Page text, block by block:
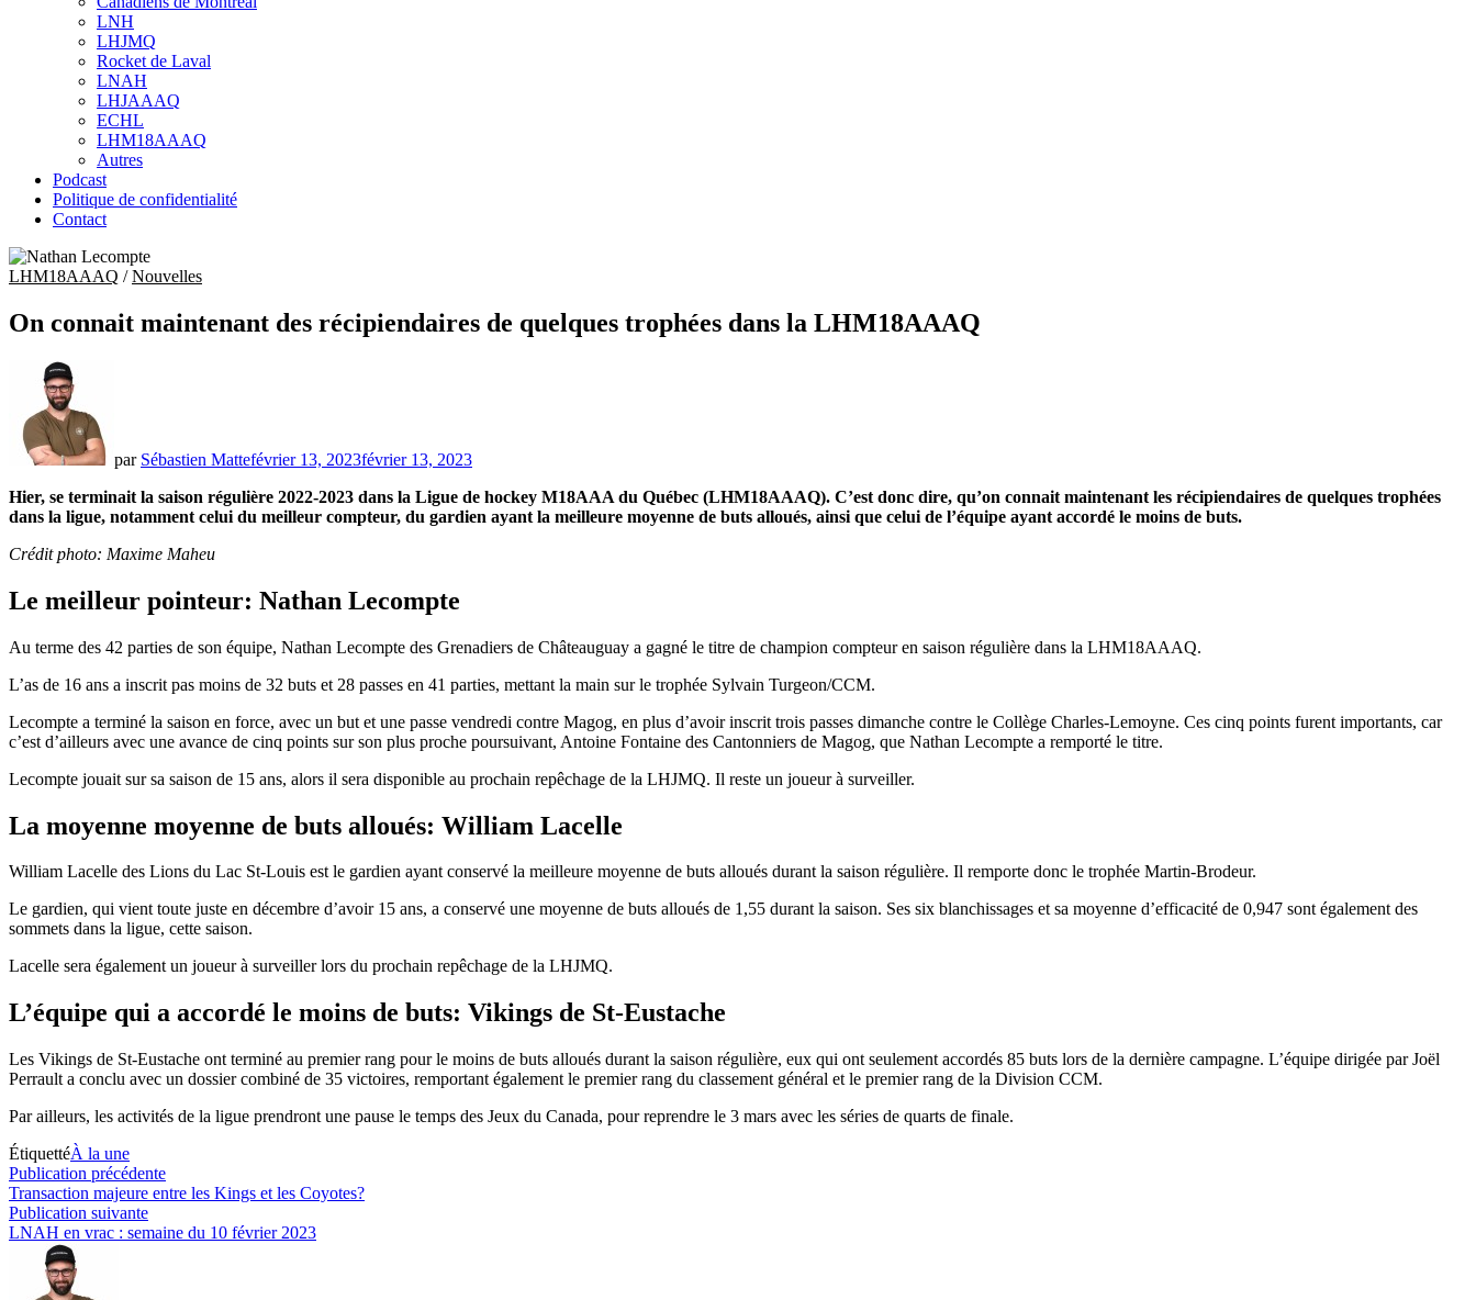
sub
menu
LNH
LHJMQ
Rocket de Laval
LNAH
LHJAAAQ
ECHL
LHM18AAAQ
Autres
Podcast
Politique de confidentialité
Contact
LHM18AAAQ /Nouvelles
On connait maintenant des récipiendaires de quelques trophées dans la LHM18AAAQ
par Sébastien Mattefévrier 13, 2023février 13, 2023
Hier, se terminait la saison régulière 2022-2023 dans la Ligue de hockey M18AAA du Québec (LHM18AAAQ). C’est donc dire, qu’on connait maintenant les récipiendaires de quelques trophées
dans la ligue, notamment celui du meilleur compteur, du gardien ayant la meilleure moyenne de buts alloués, ainsi que celui de l’équipe ayant accordé le moins de buts.
Crédit photo: Maxime Maheu
Le meilleur pointeur: Nathan Lecompte
Au terme des 42 parties de son équipe, Nathan Lecompte des Grenadiers de Châteauguay a gagné le titre de champion compteur en saison régulière dans la LHM18AAAQ.
L’as de 16 ans a inscrit pas moins de 32 buts et 28 passes en 41 parties, mettant la main sur le trophée Sylvain Turgeon/CCM.
Lecompte a terminé la saison en force, avec un but et une passe vendredi contre Magog, en plus d’avoir inscrit trois passes dimanche contre le Collège Charles-Lemoyne. Ces cinq points furent importants, car
c’est d’ailleurs avec une avance de cinq points sur son plus proche poursuivant, Antoine Fontaine des Cantonniers de Magog, que Nathan Lecompte a remporté le titre.
Lecompte jouait sur sa saison de 15 ans, alors il sera disponible au prochain repêchage de la LHJMQ. Il reste un joueur à surveiller.
La moyenne moyenne de buts alloués: William Lacelle
William Lacelle des Lions du Lac St-Louis est le gardien ayant conservé la meilleure moyenne de buts alloués durant la saison régulière. Il remporte donc le trophée Martin-Brodeur.
Le gardien, qui vient toute juste en décembre d’avoir 15 ans, a conservé une moyenne de buts alloués de 1,55 durant la saison. Ses six blanchissages et sa moyenne d’efficacité de 0,947 sont également des
sommets dans la ligue, cette saison.
Lacelle sera également un joueur à surveiller lors du prochain repêchage de la LHJMQ.
L’équipe qui a accordé le moins de buts: Vikings de St-Eustache
Les Vikings de St-Eustache ont terminé au premier rang pour le moins de buts alloués durant la saison régulière, eux qui ont seulement accordés 85 buts lors de la dernière campagne. L’équipe dirigée par Joël
Perrault a conclu avec un dossier combiné de 35 victoires, remportant également le premier rang du classement général et le premier rang de la Division CCM.
Par ailleurs, les activités de la ligue prendront une pause le temps des Jeux du Canada, pour reprendre le 3 mars avec les séries de quarts de finale.
ÉtiquettéÀ la une
Navigation
de
l’article
Publication précédentePublication
précédente :
Transaction majeure entre les Kings et les Coyotes?
Publication suivantePublication
suivante :
LNAH en vrac : semaine du 10 février 2023